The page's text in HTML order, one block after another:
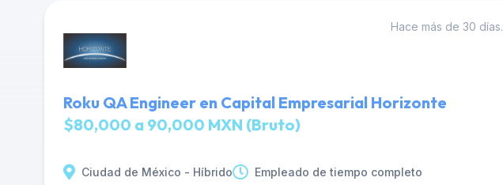
Hace más de 30 días.
Roku QA Engineer en Capital Empresarial Horizonte
$80,000 a 90,000 MXN (Bruto)
Ciudad de México - Híbrido Empleado de tiempo completo